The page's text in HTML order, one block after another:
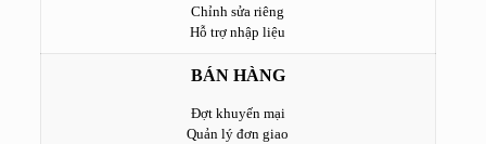
Chỉnh sửa riêng
Hỗ trợ nhập liệu
BÁN HÀNG
Đợt khuyến mại
Quản lý đơn giao